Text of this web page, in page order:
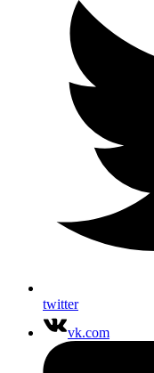
twitter
vk.com